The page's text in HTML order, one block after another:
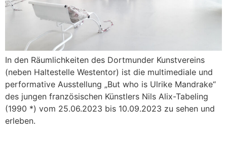
In den Räumlichkeiten des Dortmunder Kunstvereins
(neben Haltestelle Westentor) ist die multimediale und
performative Ausstellung „But who is Ulrike Mandrake“
des jungen französischen Künstlers Nils Alix-Tabeling
(1990 *) vom 25.06.2023 bis 10.09.2023 zu sehen und
erleben.